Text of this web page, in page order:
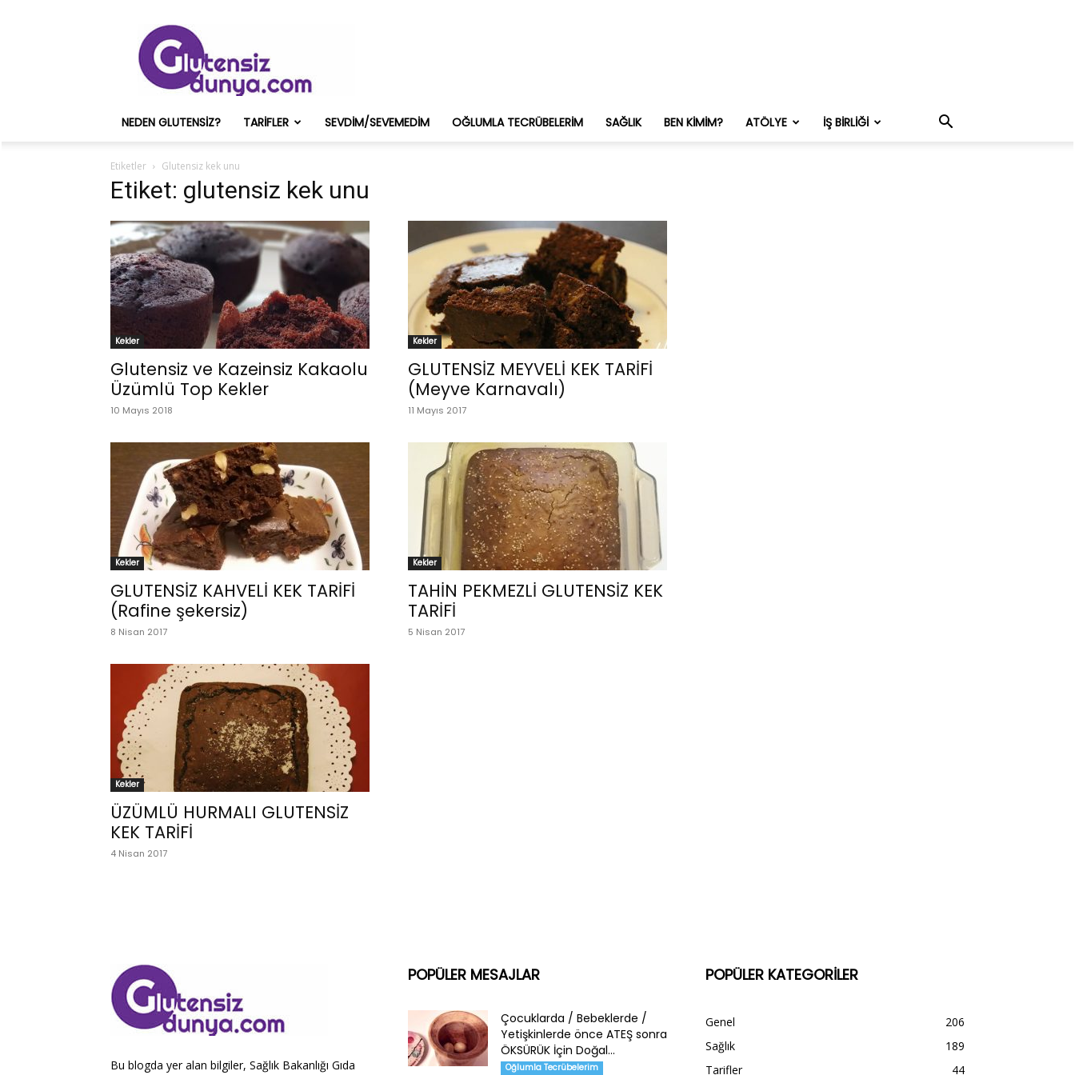
ve
Onun
Sağlık
Deneyimleri
NEDEN GLUTENSIZ? TARIFLER SEVDIM/SEVEMEDIM OĞLUMLA TECRÜBELERIM SAĞLIK BEN KIMIM? ATÖLYE İŞ BIRLIĞI
Etiketler Glutensiz kek unu
Etiket: glutensiz kek unu
Kekler
Glutensiz ve Kazeinsiz Kakaolu
Üzümlü Top Kekler
10 Mayıs 2018
Kekler
GLUTENSİZ MEYVELİ KEK TARİFİ
(Meyve Karnavalı)
11 Mayıs 2017
Kekler
GLUTENSİZ KAHVELİ KEK TARİFİ
(Rafine şekersiz)
8 Nisan 2017
Kekler
TAHİN PEKMEZLİ GLUTENSİZ KEK
TARİFİ
5 Nisan 2017
Kekler
ÜZÜMLÜ HURMALI GLUTENSİZ
KEK TARİFİ
4 Nisan 2017
Bu blogda yer alan bilgiler, Sağlık Bakanlığı Gıda
POPÜLER MESAJLAR
Çocuklarda / Bebeklerde /
Yetişkinlerde önce ATEŞ sonra
ÖKSÜRÜK İçin Doğal...
Oğlumla Tecrübelerim
POPÜLER KATEGORİLER
Genel
206
Sağlık
189
Tarifler
44